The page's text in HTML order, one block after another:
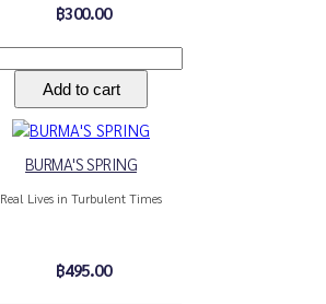
฿300.00
BURMA'S SPRING
Real Lives in Turbulent Times
฿495.00